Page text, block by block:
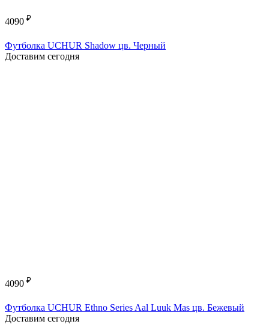
4090 ₽
Футболка UCHUR Shadow цв. Черный
Доставим сегодня
4090 ₽
Футболка UCHUR Ethno Series Aal Luuk Mas цв. Бежевый
Доставим сегодня